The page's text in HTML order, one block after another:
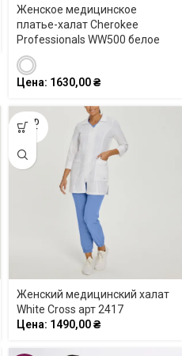
Женское медицинское
платье-халат Cherokee
Professionals WW500 белое
Цена: 1630,00₴
SOLD
OUT
Женский медицинский халат
White Cross арт 2417
Цена: 1490,00₴